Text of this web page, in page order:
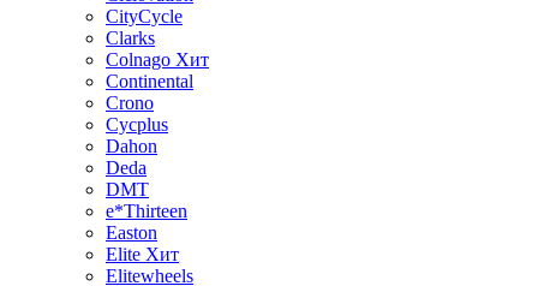
CityCycle
Clarks
Colnago Хит
Continental
Crono
Cycplus
Dahon
Deda
DMT
e*Thirteen
Easton
Elite Хит
Elitewheels